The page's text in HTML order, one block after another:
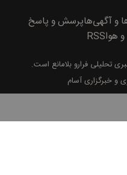
و آگهی‌هاپرسش و پاسخ
هواRSS
تحليلی فرارو بلامانع است.
خبرگزاری آسام